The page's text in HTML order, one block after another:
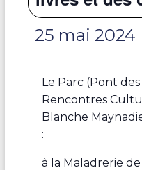
25 mai 2024
Le Parc (Pont
Rencontres
Blanche
:
à la Maladrerie